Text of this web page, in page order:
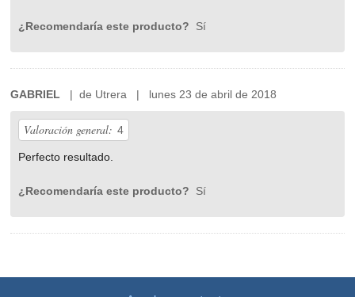
¿Recomendaría este producto? Sí
GABRIEL | de Utrera | lunes 23 de abril de 2018
Valoración general: 4
Perfecto resultado.
¿Recomendaría este producto? Sí